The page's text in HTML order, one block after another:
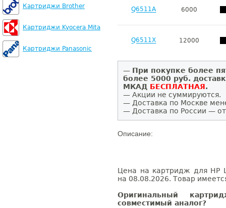
Картриджи Brother
Картриджи Kyocera Mita
Картриджи Panasonic
Q6511A 6000
Q6511X 12000
— При покупке более
более 5000 руб.
МКАД БЕСПЛАТНАЯ.
— Акции не суммируются.
— Доставка по Москве
— Доставка по России —
Описание:
Цена на картридж для HP
на 08.08.2026. Товар
Оригинальный
совместимый аналог?